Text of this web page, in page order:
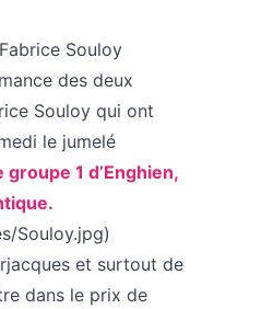
Souloy
des deux
Souloy qui ont
le jumelé
groupe 1 d’Enghien,
Souloy.jpg)
et surtout de
dans le prix de